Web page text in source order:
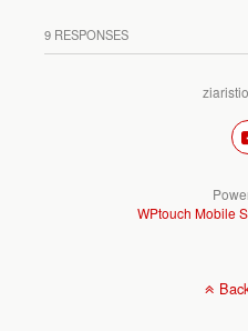
9 RESPONSES
WPtouch Mobile